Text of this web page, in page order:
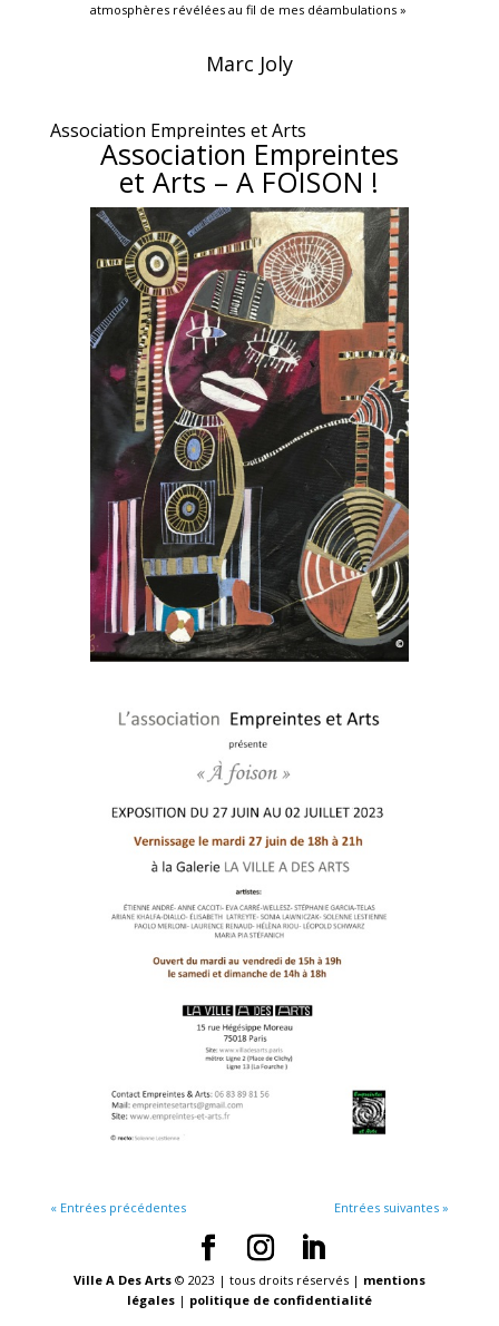
atmosphères révélées au fil de mes déambulations »
Marc Joly
Association Empreintes et Arts
Association Empreintes
et Arts – A FOISON !
« Entrées précédentes Entrées suivantes »
Ville A Des Arts© 2023 | tous droits réservés | mentions
légales| politique de confidentialité